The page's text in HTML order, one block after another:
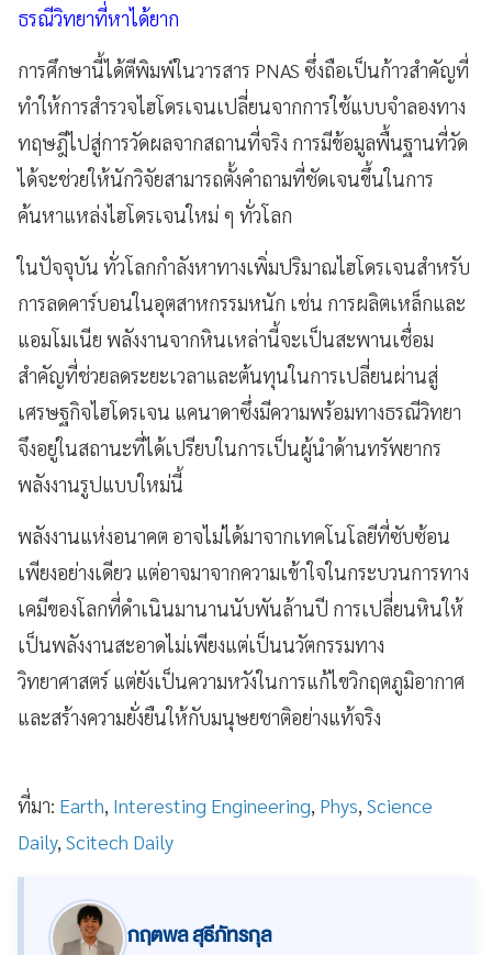
ธรณีวิทยาที่หาได้ยาก
การศึกษานี้ได้ตีพิมพ์ในวารสาร PNAS ซึ่งถือเป็นก้าวสำคัญที่
ทำให้การสำรวจไฮโดรเจนเปลี่ยนจากการใช้แบบจำลองทาง
ทฤษฎีไปสู่การวัดผลจากสถานที่จริง การมีข้อมูลพื้นฐานที่วัด
ได้จะช่วยให้นักวิจัยสามารถตั้งคำถามที่ชัดเจนขึ้นในการ
ค้นหาแหล่งไฮโดรเจนใหม่ ๆ ทั่วโลก
ในปัจจุบัน ทั่วโลกกำลังหาทางเพิ่มปริมาณไฮโดรเจนสำหรับ
การลดคาร์บอนในอุตสาหกรรมหนัก เช่น การผลิตเหล็กและ
แอมโมเนีย พลังงานจากหินเหล่านี้จะเป็นสะพานเชื่อม
สำคัญที่ช่วยลดระยะเวลาและต้นทุนในการเปลี่ยนผ่านสู่
เศรษฐกิจไฮโดรเจน แคนาดาซึ่งมีความพร้อมทางธรณีวิทยา
จึงอยู่ในสถานะที่ได้เปรียบในการเป็นผู้นำด้านทรัพยากร
พลังงานรูปแบบใหม่นี้
พลังงานแห่งอนาคต อาจไม่ได้มาจากเทคโนโลยีที่ซับซ้อน
เพียงอย่างเดียว แต่อาจมาจากความเข้าใจในกระบวนการทาง
เคมีของโลกที่ดำเนินมานานนับพันล้านปี การเปลี่ยนหินให้
เป็นพลังงานสะอาดไม่เพียงแต่เป็นนวัตกรรมทาง
วิทยาศาสตร์ แต่ยังเป็นความหวังในการแก้ไขวิกฤตภูมิอากาศ
และสร้างความยั่งยืนให้กับมนุษยชาติอย่างแท้จริง
ที่มา: Earth, Interesting Engineering, Phys, Science
Daily, Scitech Daily
กฤตพล สุธีภัทรกุล